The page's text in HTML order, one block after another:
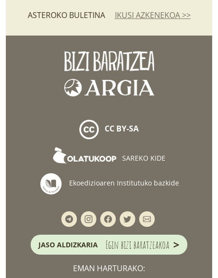
ASTEROKO BULETINA IKUSI AZKENEKOA >>
CC BY-SA
SAREKO KIDE
Ekoedizioaren Institutuko bazkide
JASO ALDIZKARIA Egin bizi baratzeakoa >
EMAN HARTURAKO: